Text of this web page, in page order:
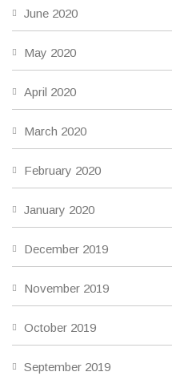
June 2020
May 2020
April 2020
March 2020
February 2020
January 2020
December 2019
November 2019
October 2019
September 2019